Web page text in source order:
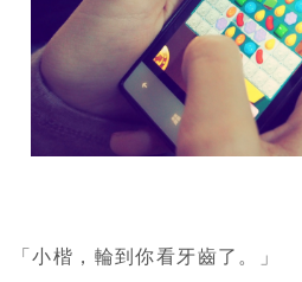
「小楷，輪到你看牙齒了。」